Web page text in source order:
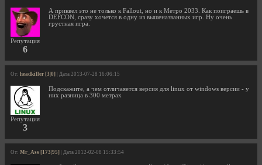
Репутация
6
А приквел это не только к Fallout, но и к Метро 2033. Как поиграешь в
DEFCON, сразу хочется в одну из вышеназванных игр. Ну очень
грустная игра.
От: headkiller [3|0] | Дата 2013-07-28 16:06:15
Репутация
3
Подскажите, а чем отличаяется версия для linux от windows версии - у
них разница в 300 метрах
От: Mr_Ass [173|95] | Дата 2012-02-08 15:33:54